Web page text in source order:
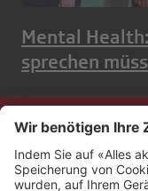
Mental
sprechen
Kontakt
Impressum